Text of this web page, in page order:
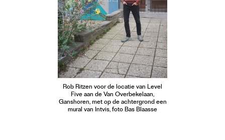
Rob Ritzen voor de locatie van Level
Five aan de Van Overbekelaan,
Ganshoren, met op de achtergrond een
mural van Intvis, foto Bas Blaasse